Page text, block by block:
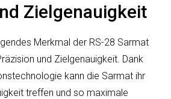
Zielgenauigkeit
Merkmal der RS-28 Sarmat
und Zielgenauigkeit. Dank
kann die Sarmat ihr
treffen und so maximale